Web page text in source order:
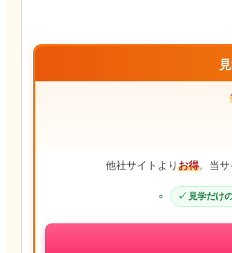
他社サイトよりお得。当
見学だけ